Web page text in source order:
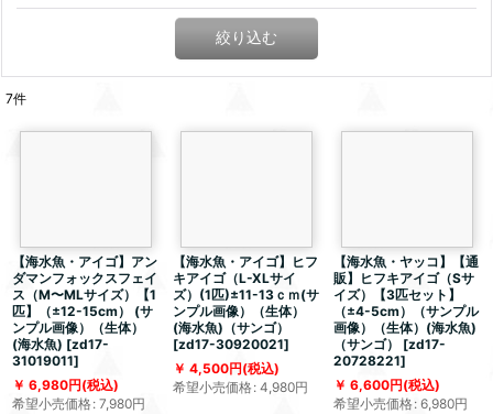
絞り込む
7件
【海水魚・アイゴ】アン
ダマンフォックスフェイ
ス（M〜MLサイズ）【1
匹】（±12-15cm） (サ
ンプル画像）（生体）
(海水魚) [zd17-
31019011]
6,980円(税込)
希望小売価格: 7,980円
【海水魚・アイゴ】ヒフ
キアイゴ（L-XLサイ
ズ）(1匹)±11-13ｃｍ(サ
ンプル画像）（生体）
(海水魚)（サンゴ）
[zd17-30920021]
4,500円(税込)
希望小売価格: 4,980円
【海水魚・ヤッコ】【通
販】ヒフキアイゴ（Sサ
イズ）【3匹セット】
（±4-5cm）（サンプル
画像）（生体）(海水魚)
（サンゴ）
[zd17-
20728221]
6,600円(税込)
希望小売価格: 6,980円